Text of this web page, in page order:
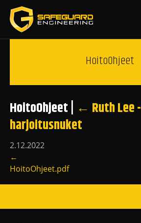
HoitoOhjeet
HoitoOhjeet ← Ruth Lee -
harjoitusnuket
2.12.2022
←
HoitoOhjeet.pdf